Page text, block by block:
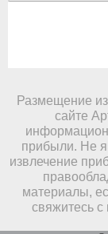
Размещение
сайте
прибыли. Не
извлечение
материалы,
свяжитесь